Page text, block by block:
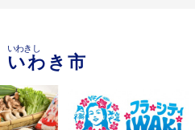
いわき市
いわきし